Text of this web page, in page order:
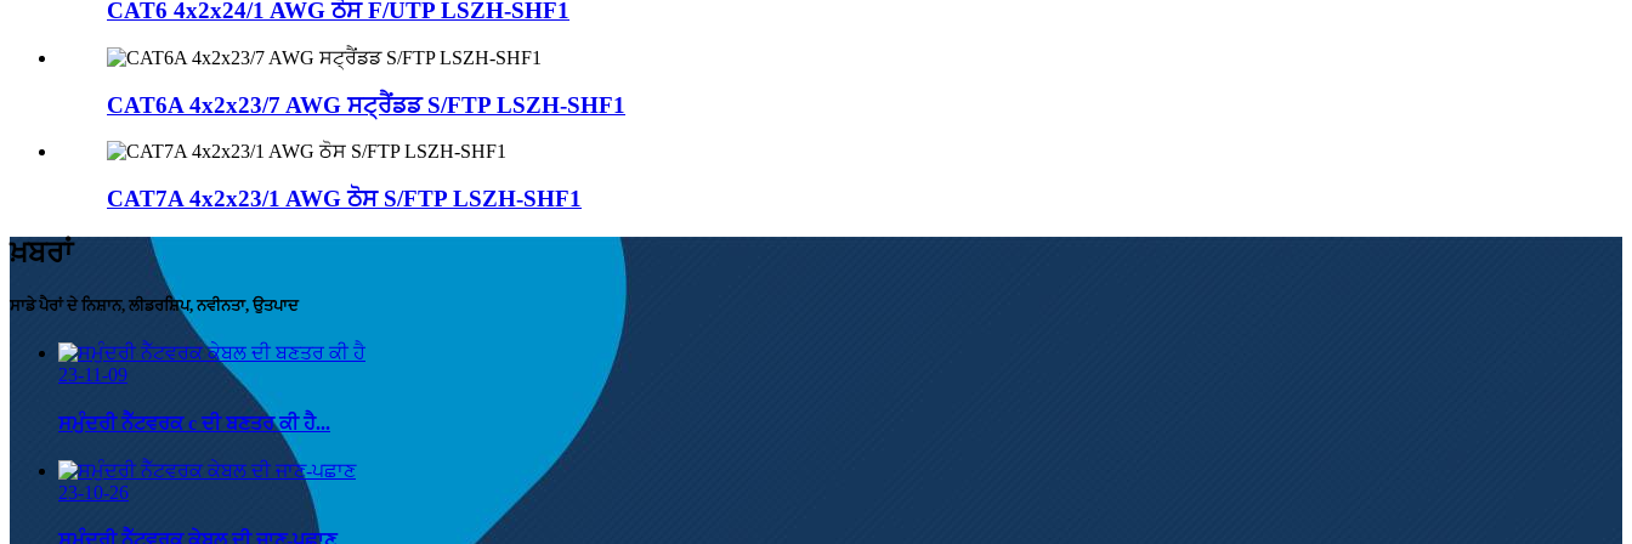
CAT6 4x2x24/1 AWG ਠੋਸ F/UTP LSZH-SHF1
CAT6A 4x2x23/7 AWG ਸਟ੍ਰੈਂਡਡ S/FTP LSZH-SHF1
CAT7A 4x2x23/1 AWG ਠੋਸ S/FTP LSZH-SHF1
ਖ਼ਬਰਾਂ
ਸਾਡੇ ਪੈਰਾਂ ਦੇ ਨਿਸ਼ਾਨ, ਲੀਡਰਸ਼ਿਪ, ਨਵੀਨਤਾ, ਉਤਪਾਦ
23-11-09
ਸਮੁੰਦਰੀ ਨੈੱਟਵਰਕ c ਦੀ ਬਣਤਰ ਕੀ ਹੈ...
23-10-26
ਸਮੁੰਦਰੀ ਨੈੱਟਵਰਕ ਕੇਬਲ ਦੀ ਜਾਣ-ਪਛਾਣ